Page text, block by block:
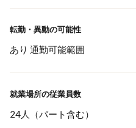
転勤・異動の可能性
あり 通勤可能範囲
就業場所の従業員数
24人（パート含む）